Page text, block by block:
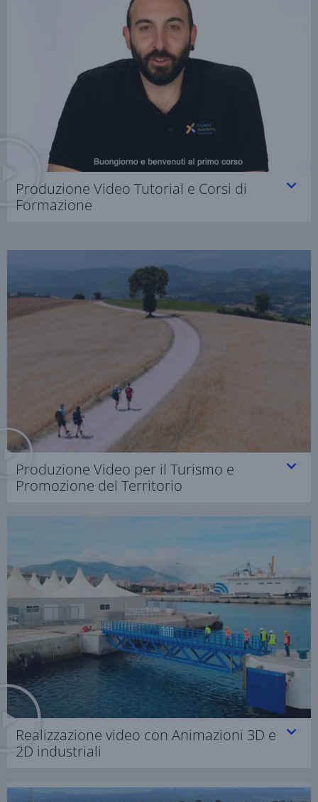
Produzione Video Tutorial e Corsi di
Formazione
Produzione Video per il Turismo e
Promozione del Territorio
Realizzazione video con Animazioni 3D e
2D industriali